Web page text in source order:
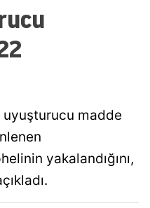
Balıkesir
uyuşturucu madde
yakalandığını,